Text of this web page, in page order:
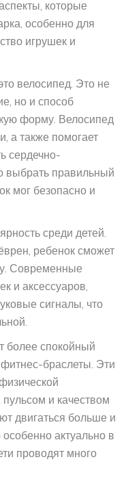
которые
особенно для
игрушек и
велосипед. Это не
но и способ
форму. Велосипед
а также помогает
сердечно-
выбрать правильный
мог безопасно и
среди детей.
ребенок сможет
Современные
и аксессуаров,
сигналы, что
более спокойный
браслеты. Эти
и качеством
двигаться больше и
актуально в
проводят много